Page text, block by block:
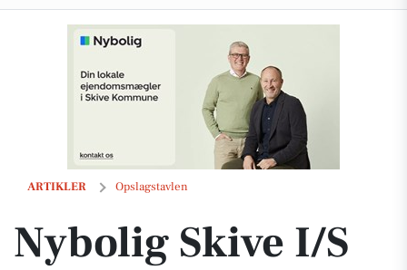
Skive
ARTIKLER Opslagstavlen
Nybolig Skive I/S sælger villa i Balling: Nytt kapitel begynder for
Nybolig Skive I/S